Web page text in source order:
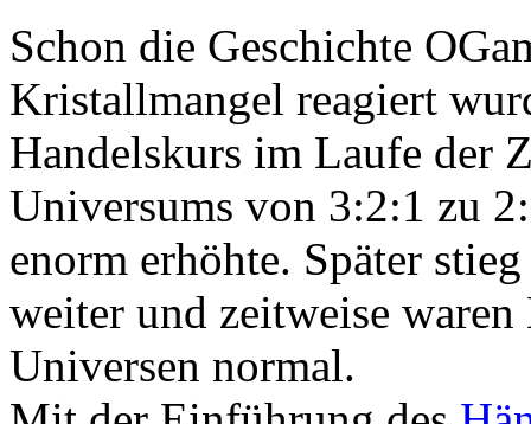
Schon die Geschichte
Kristallmangel reagiert
Handelskurs im Laufe der
Universums von 3:2:1 zu
enorm erhöhte. Später
weiter und zeitweise
Universen normal.